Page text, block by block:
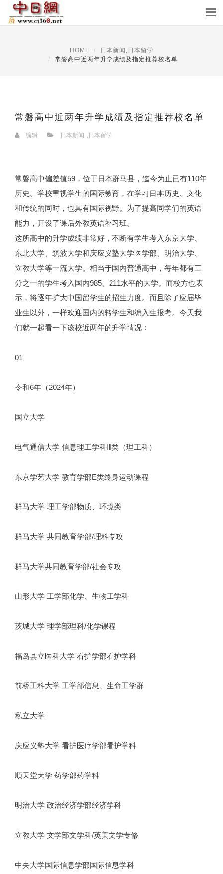
HOME 日本新闻 , 日本留学
常磐高中近两年升学成绩及指定推荐校名单
常磐高中近两年升学成绩及指定推荐校名单
编辑 日本新闻 , 日本留学
常磐高中偏差值59，位于日本群马县，迄今为止已有110年
历史。学校重视学生的国际教育，在学习日本历史、文化
和传统的同时，也具有国际视野。为了提高同学们的英语
能力，开设了课后外教英语补习班。
这所高中的升学成绩非常好，不断有学生考入东京大学、
东北大学、筑波大学和庆应义塾大学医学部、明治大学、
立教大学等一流大学。相当于国内普通高中，每年都有三
分之一的学生考入国内985、211水平的大学。而校方也表
示，将逐年扩大中国留学生的招生力度。而且除了应届毕
业生以外，一样欢迎国内的转学生和编入生报考。今天我
们就一起看一下该校近两年的升学情况：
01
令和6年（2024年）
国立大学
电气通信大学 信息理工学科Ⅲ类（理工科）
东京学艺大学 教育学部E类终身运动课程
群马大学 理工学部物质、环境类
群马大学 共同教育学部/理科专攻
群马大学共同教育学部/社会专攻
山形大学 工学部化学、生物工学科
茨城大学 理学部理科/化学课程
福岛县立医科大学 看护学部看护学科
前桥工科大学 工学部信息、生命工学群
私立大学
庆应义塾大学 看护医疗学部看护学科
顺天堂大学 药学部药学科
明治大学 政治经济学部经济学科
立教大学 文学部文学科/英美文学专修
中央大学国际信息学部国际信息学科